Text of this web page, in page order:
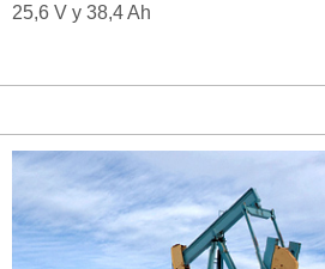
25,6 V y 38,4 Ah